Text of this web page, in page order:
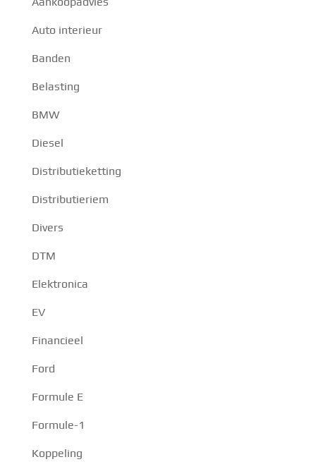
Auto interieur
Banden
Belasting
BMW
Diesel
Distributieketting
Distributieriem
Divers
DTM
Elektronica
EV
Financieel
Ford
Formule E
Formule-1
Koppeling